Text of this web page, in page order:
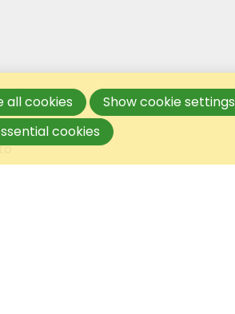
all cookies
Show cookie settings
cookies